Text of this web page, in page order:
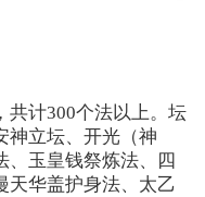
共计300个法以上。坛
神立坛、开光（神
、玉皇钱祭炼法、四
天华盖护身法、太乙